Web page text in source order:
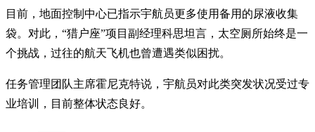
目前，地面控制中心已指示宇航员更多使用备用的尿液收集
袋。对此，“猎户座”项目副经理科思坦言，太空厕所始终是一
个挑战，过往的航天飞机也曾遭遇类似困扰。
任务管理团队主席霍尼克特说，宇航员对此类突发状况受过专
业培训，目前整体状态良好。